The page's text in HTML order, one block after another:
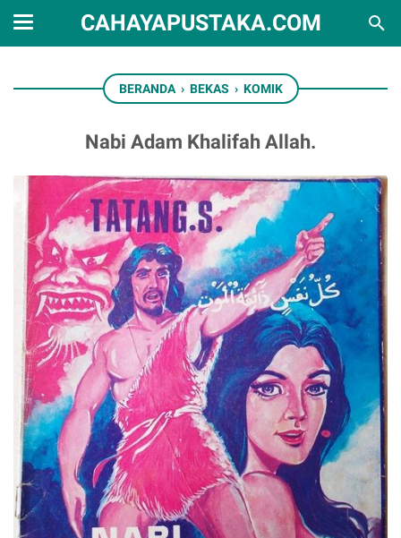
CAHAYAPUSTAKA.COM
BERANDA › BEKAS › KOMIK
Nabi Adam Khalifah Allah.